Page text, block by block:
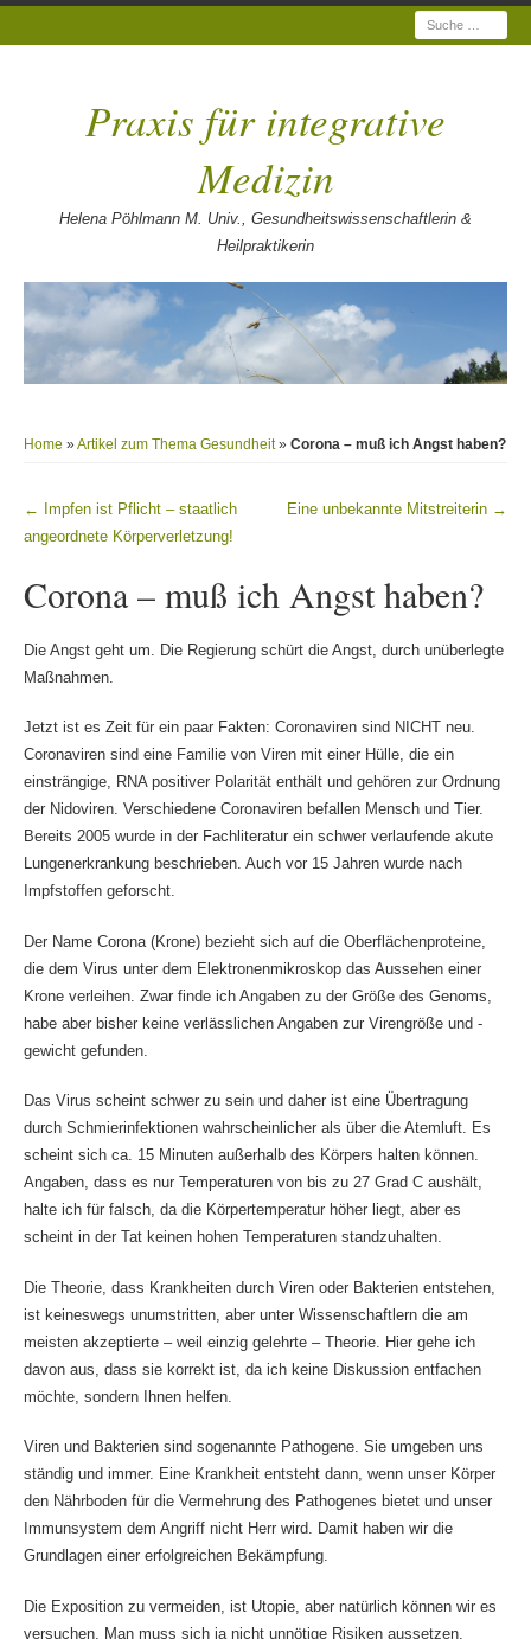
Suche
Praxis für integrative
Medizin
Helena Pöhlmann M. Univ., Gesundheitswissenschaftlerin &
Heilpraktikerin
Home »Artikel zum Thema Gesundheit» Corona – muß ich Angst haben?
Beitragsnavigation
←
Impfen ist Pflicht – staatlich
angeordnete Körperverletzung!
Eine unbekannte Mitstreiterin →
Corona – muß ich Angst haben?
Die Angst geht um. Die Regierung schürt die Angst, durch unüberlegte
Maßnahmen.
Jetzt ist es Zeit für ein paar Fakten: Coronaviren sind NICHT neu.
Coronaviren sind eine Familie von Viren mit einer Hülle, die ein
einsträngige, RNA positiver Polarität enthält und gehören zur Ordnung
der Nidoviren. Verschiedene Coronaviren befallen Mensch und Tier.
Bereits 2005 wurde in der Fachliteratur ein schwer verlaufende akute
Lungenerkrankung beschrieben. Auch vor 15 Jahren wurde nach
Impfstoffen geforscht.
Der Name Corona (Krone) bezieht sich auf die Oberflächenproteine,
die dem Virus unter dem Elektronenmikroskop das Aussehen einer
Krone verleihen. Zwar finde ich Angaben zu der Größe des Genoms,
habe aber bisher keine verlässlichen Angaben zur Virengröße und -
gewicht gefunden.
Das Virus scheint schwer zu sein und daher ist eine Übertragung
durch Schmierinfektionen wahrscheinlicher als über die Atemluft. Es
scheint sich ca. 15 Minuten außerhalb des Körpers halten können.
Angaben, dass es nur Temperaturen von bis zu 27 Grad C aushält,
halte ich für falsch, da die Körpertemperatur höher liegt, aber es
scheint in der Tat keinen hohen Temperaturen standzuhalten.
Die Theorie, dass Krankheiten durch Viren oder Bakterien entstehen,
ist keineswegs unumstritten, aber unter Wissenschaftlern die am
meisten akzeptierte – weil einzig gelehrte – Theorie. Hier gehe ich
davon aus, dass sie korrekt ist, da ich keine Diskussion entfachen
möchte, sondern Ihnen helfen.
Viren und Bakterien sind sogenannte Pathogene. Sie umgeben uns
ständig und immer. Eine Krankheit entsteht dann, wenn unser Körper
den Nährboden für die Vermehrung des Pathogenes bietet und unser
Immunsystem dem Angriff nicht Herr wird. Damit haben wir die
Grundlagen einer erfolgreichen Bekämpfung.
Die Exposition zu vermeiden, ist Utopie, aber natürlich können wir es
versuchen. Man muss sich ja nicht unnötige Risiken aussetzen.